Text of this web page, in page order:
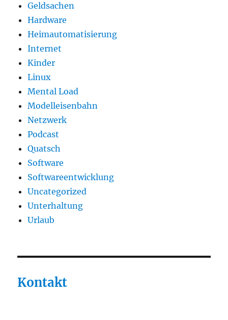
Geldsachen
Hardware
Heimautomatisierung
Internet
Kinder
Linux
Mental Load
Modelleisenbahn
Netzwerk
Podcast
Quatsch
Software
Softwareentwicklung
Uncategorized
Unterhaltung
Urlaub
Kontakt